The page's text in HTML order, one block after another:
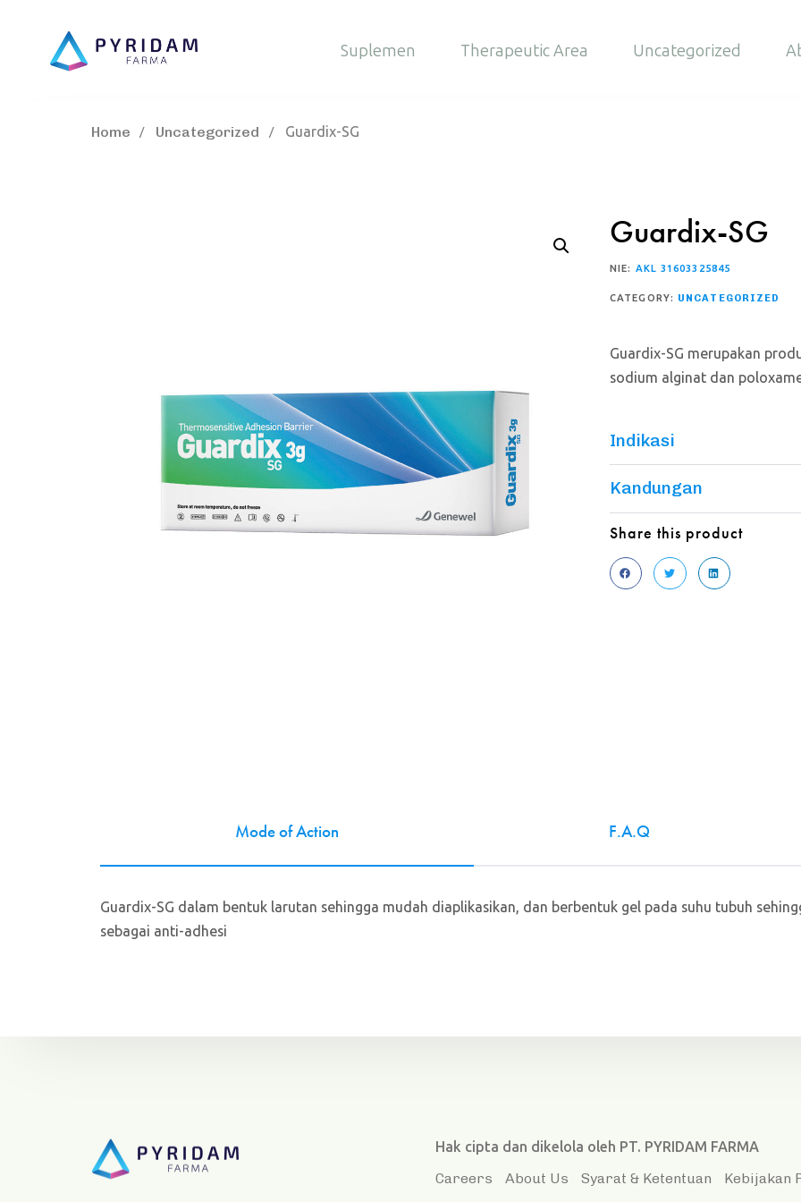
Suplemen Therapeutic Area Uncategorized
Home Uncategorized Guardix-SG
Guardix-SG
NIE: AKL 31603325845
CATEGORY: UNCATEGORIZED
Guardix-SG merupakan
sodium alginat dan
Indikasi
Kandungan
Share this product
Mode of Action F.A.Q
Guardix-SG dalam bentuk larutan sehingga mudah diaplikasikan, dan berbentuk gel pada suhu tubuh
sebagai anti-adhesi
Hak cipta dan dikelola oleh PT. PYRIDAM FARMA
Careers
About Us Syarat & Ketentuan Kebijakan